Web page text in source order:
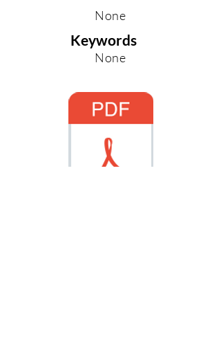
None
Keywords
None